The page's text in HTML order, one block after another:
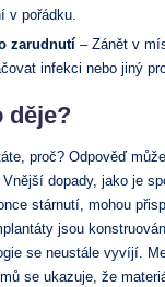
v pořádku.
zarudnutí – Zánět v
infekci nebo jiný
děje?
proč? Odpověď
dopady, jako je
stárnutí, mohou
jsou
se neustále vyvíjí.
se ukazuje, že